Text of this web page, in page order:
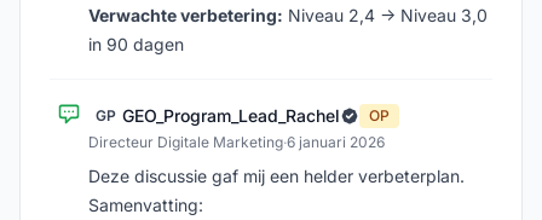
Verwachte verbetering: Niveau 2,4 → Niveau 3,0
in 90 dagen
GP GEO_Program_Lead_Rachel
OP
Directeur Digitale Marketing·6 januari 2026
Deze discussie gaf mij een helder verbeterplan.
Samenvatting: